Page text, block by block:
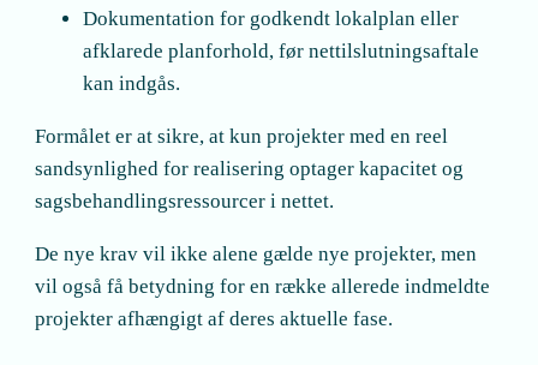
Dokumentation for godkendt lokalplan eller
afklarede planforhold, før nettilslutningsaftale
kan indgås.
Formålet er at sikre, at kun projekter med en reel
sandsynlighed for realisering optager kapacitet og
sagsbehandlingsressourcer i nettet.
De nye krav vil ikke alene gælde nye projekter, men
vil også få betydning for en række allerede indmeldte
projekter afhængigt af deres aktuelle fase.